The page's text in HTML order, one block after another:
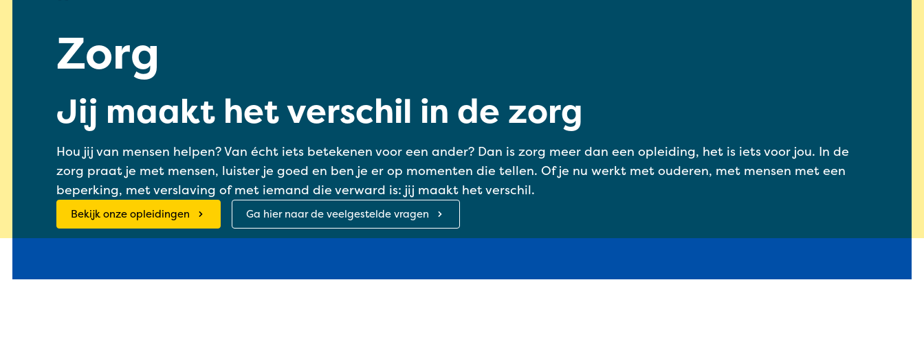
Zorg
Jij maakt het verschil in de zorg
Hou jij van mensen helpen? Van écht iets betekenen voor een ander? Dan is zorg meer dan een opleiding, het is iets voor jou. In de
zorg praat je met mensen, luister je goed en ben je er op momenten die tellen. Of je nu werkt met ouderen, met mensen met een
beperking, met verslaving of met iemand die verward is: jij maakt het verschil.
Bekijk onze opleidingen Ga hier naar de veelgestelde vragen